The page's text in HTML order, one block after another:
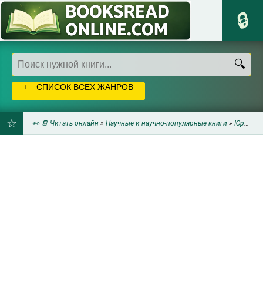
СПИСОК ВСЕХ ЖАНРОВ
👀 📔 Читать онлайн » Научные и научно-популярные книги » Юриспруденция